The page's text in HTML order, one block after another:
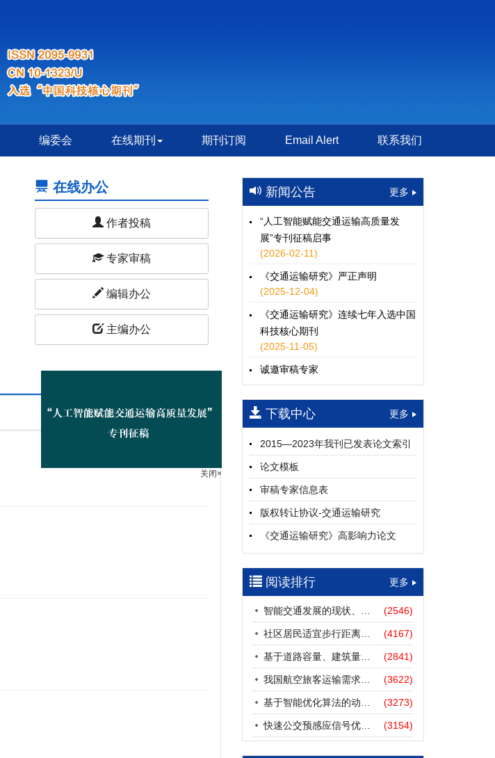
编委会 在线期刊 期刊订阅 Email Alert 联系我们
在线办公
作者投稿
专家审稿
编辑办公
主编办公
上一期
新闻公告 更多
“人工智能赋能交通运输高质量发
展”专刊征稿启事
(2026-02-11)
《交通运输研究》严正声明
(2025-12-04)
《交通运输研究》连续七年入选中国
科技核心期刊
(2025-11-05)
诚邀审稿专家
(2024-04-25)
下载中心 更多
2015—2023年我刊已发表论文索引
论文模板
审稿专家信息表
版权转让协议-交通运输研究
《交通运输研究》高影响力论文
（2012—2022）
参考文献及常用法定计量单位样例
中英文摘要撰写规范及样例
阅读排行 更多
(2546)
社区居民适宜步行距离阈值研究 (4167)
基于道路容量、建筑量、汽车保有量的拥堵指数敏感性分析 (2841)
我国航空旅客运输需求预测——基于计量经济学与系统动力学组合模型 (3622)
(3273)
快速公交预感应信号优先协调控制策略 (3154)